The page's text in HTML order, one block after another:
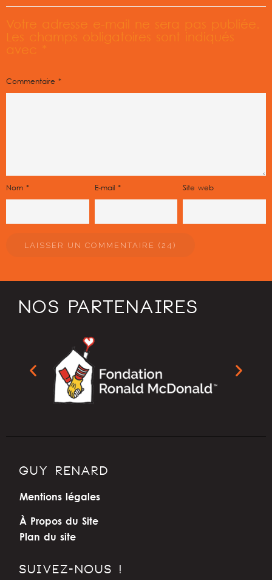
Votre adresse e-mail ne sera pas publiée.
Les champs obligatoires sont indiqués
avec
*
Commentaire *
Nom * E-mail * Site web
NOS PARTENAIRES
GUY RENARD
Mentions légales
À Propos du Site
Plan du site
SUIVEZ-NOUS !